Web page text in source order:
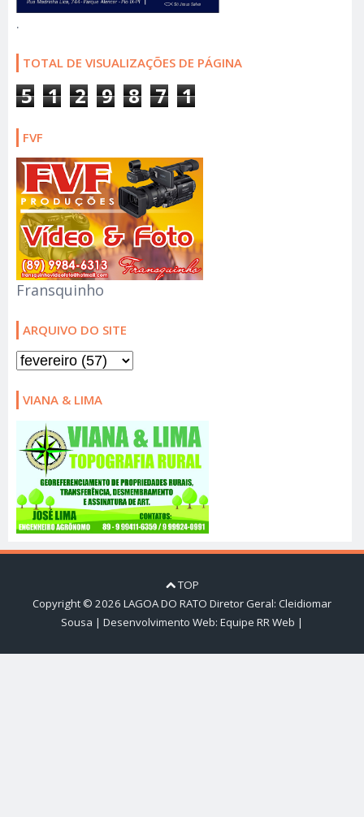
.
TOTAL DE VISUALIZAÇÕES DE PÁGINA
5 1 2 9 8 7 1
FVF
Fransquinho
ARQUIVO DO SITE
VIANA & LIMA
TOP
Copyright © 2026 LAGOA DO RATO Diretor Geral: Cleidiomar
Sousa | Desenvolvimento Web: Equipe RR Web |